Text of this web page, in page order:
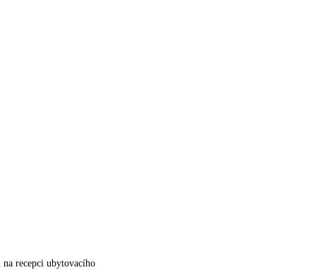
recepci ubytovacího